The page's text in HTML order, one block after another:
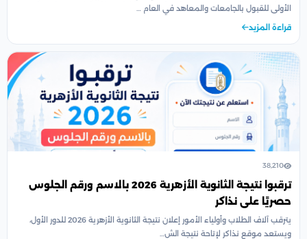
الأولى للقبول بالجامعات والمعاهد في العام …
قراءة المزيد
38,210
ترقبوا نتيجة الثانوية الأزهرية 2026 بالاسم ورقم الجلوس
حصريًا على نذاكر
يترقب آلاف الطلاب وأولياء الأمور إعلان نتيجة الثانوية الأزهرية 2026 للدور الأول،
ويستعد موقع نذاكر لإتاحة نتيجة الش…